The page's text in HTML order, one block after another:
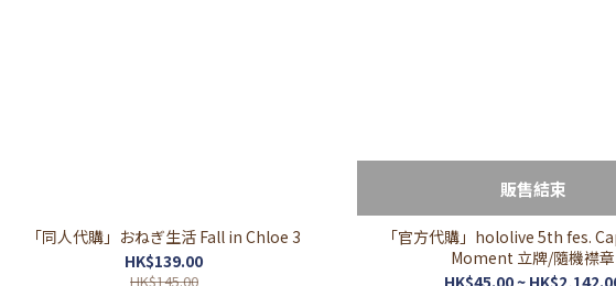
「同人代購」おねぎ生活 Fall in Chloe 3
HK$139.00
HK$145.00
販售結束
「官方代購」hololive 5th fes.
Moment 立牌/隨機襟章
HK$45.00 ~